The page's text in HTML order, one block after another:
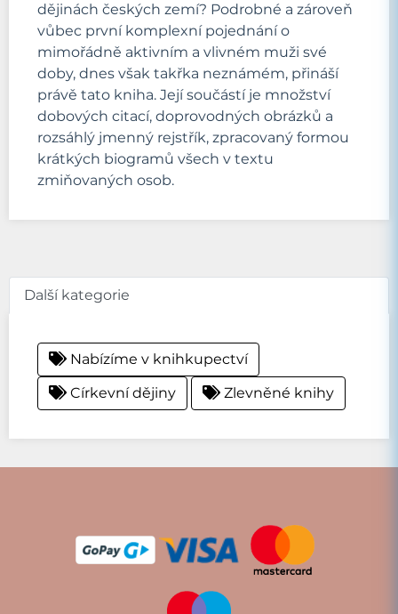
dějinách českých zemí? Podrobné a zároveň
vůbec první komplexní pojednání o
mimořádně aktivním a vlivném muži své
doby, dnes však takřka neznámém, přináší
právě tato kniha. Její součástí je množství
dobových citací, doprovodných obrázků a
rozsáhlý jmenný rejstřík, zpracovaný formou
krátkých biogramů všech v textu
zmiňovaných osob.
Další kategorie
Nabízíme v knihkupectví
Církevní dějiny
Zlevněné knihy